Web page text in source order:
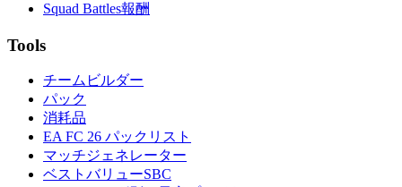
Squad Battles報酬
Tools
チームビルダー
パック
消耗品
EA FC 26 パックリスト
マッチジェネレーター
ベストバリューSBC